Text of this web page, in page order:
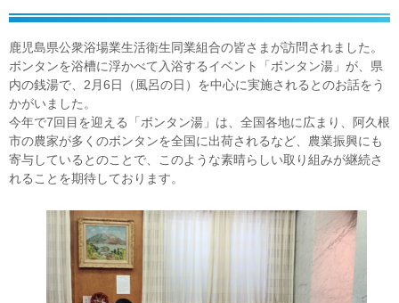
鹿児島県公衆浴場業生活衛生同業組合の皆さまが訪問されました。
ボンタンを浴槽に浮かべて入浴するイベント「ボンタン湯」が、県
内の銭湯で、2月6日（風呂の日）を中心に実施されるとのお話をう
かがいました。
今年で7回目を迎える「ボンタン湯」は、全国各地に広まり、阿久根
市の農家が多くのボンタンを全国に出荷されるなど、農業振興にも
寄与しているとのことで、このような素晴らしい取り組みが継続さ
れることを期待しております。